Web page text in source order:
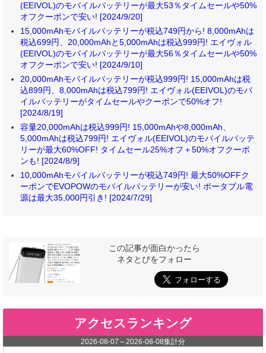
(EEIVOL)のモバイルバッテリーが最大53％タイムセールや50%
オフクーポンで安い! [2024/9/20]
15,000mAhモバイルバッテリーが税込749円から! 8,000mAhは
税込699円、20,000mAhと5,000mAhは税込999円! エイヴォル
(EEIVOL)のモバイルバッテリーが最大56％タイムセールや50%
オフクーポンで安い! [2024/9/10]
20,000mAhモバイルバッテリーが税込999円! 15,000mAhは税
込899円、8,000mAhは税込799円! エイヴォル(EEIVOL)のモバ
イルバッテリーがタイムセールやクーポンで50%オフ!
[2024/8/19]
容量20,000mAhは税込999円! 15,000mAhや8,000mAh、
5,000mAhは税込799円! エイヴォル(EEIVOL)のモバイルバッテ
リーが最大60%OFF! タイムセール25%オフ＋50%オフクーポ
ンも! [2024/8/9]
10,000mAhモバイルバッテリーが税込749円! 最大50%OFFク
ーポンでEVOPOWのモバイルバッテリーが安い! ポータブル電
源は最大35,000円引き! [2024/7/29]
この記事が面白かったら
ネタとぴをフォロー
アクセスランキング
2026-08-07 ～2026-08-08集計分